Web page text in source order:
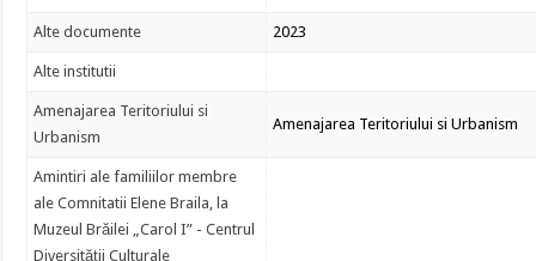
Alte documente 2023
Alte institutii
Amenajarea Teritoriului si
Urbanism
Amenajarea Teritoriului si Urbanism
Amintiri ale familiilor membre
ale Comnitatii Elene Braila, la
Muzeul Brăilei „Carol I” - Centrul
Diversității Culturale